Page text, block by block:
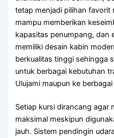
tetap menjadi pilihan favorit
mampu memberikan
kapasitas penumpang, dan
memiliki desain kabin
berkualitas tinggi sehingga
untuk berbagai kebutuhan
Ulujami maupun ke
Setiap kursi dirancang agar
maksimal meskipun
jauh. Sistem pendingin